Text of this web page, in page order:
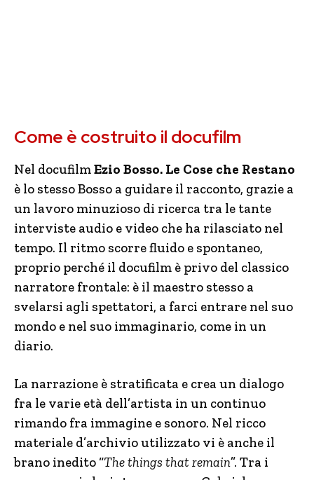
Come è costruito il docufilm
Nel docufilmEzio Bosso. Le Cose che Restano
è lo stesso Bosso a guidare il racconto, grazie a
un lavoro minuzioso di ricerca tra le tante
interviste audio e video che ha rilasciato nel
tempo. Il ritmo scorre fluido e spontaneo,
proprio perché il docufilm è privo del classico
narratore frontale: è il maestro stesso a
svelarsi agli spettatori, a farci entrare nel suo
mondo e nel suo immaginario, come in un
diario.
La narrazione è stratificata e crea un dialogo
fra le varie età dell’artista in un continuo
rimando fra immagine e sonoro. Nel ricco
materiale d’archivio utilizzato vi è anche il
brano inedito “The things that remain”. Tra i